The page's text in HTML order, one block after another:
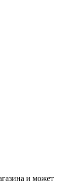
и может